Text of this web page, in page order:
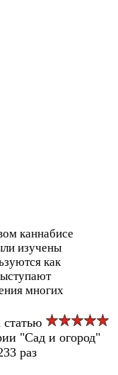
каннабисе
изучены
как
многих
статью
"Сад и огород"
раз